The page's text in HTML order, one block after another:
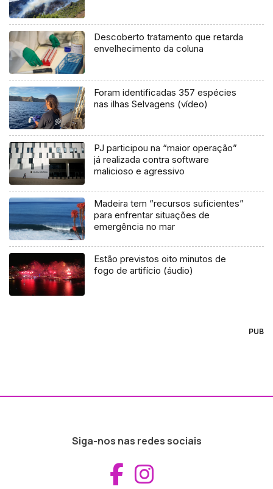
Descoberto tratamento que retarda
envelhecimento da coluna
Foram identificadas 357 espécies
nas ilhas Selvagens (vídeo)
PJ participou na “maior operação”
já realizada contra software
malicioso e agressivo
Madeira tem “recursos suficientes”
para enfrentar situações de
emergência no mar
Estão previstos oito minutos de
fogo de artifício (áudio)
PUB
Siga-nos nas redes sociais
Aceder ao